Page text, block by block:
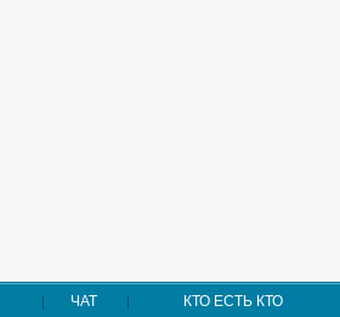
ЧАТ КТО ЕСТЬ КТО